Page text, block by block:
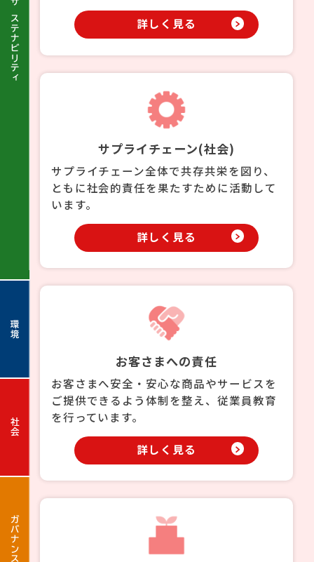
サステナビリティ
環境
社会
ガバナンス
詳しく見る
サプライチェーン(社会)
サプライチェーン全体で共存共栄を図り、
ともに社会的責任を果たすために活動して
います。
詳しく見る
お客さまへの責任
お客さまへ安全・安心な商品やサービスを
ご提供できるよう体制を整え、従業員教育
を行っています。
詳しく見る